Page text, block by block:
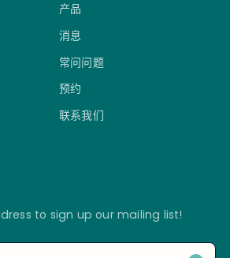
产品
消息
常问问题
预约
联系我们
to sign up our mailing list!